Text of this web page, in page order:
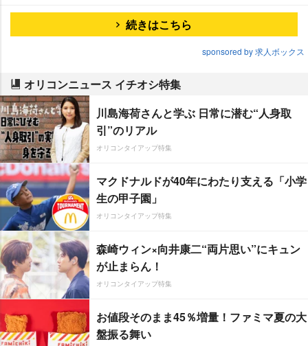
続きはこちら
sponsored by 求人ボックス
オリコンニュース イチオシ特集
川島海荷さんと学ぶ 日常に潜む“人身取
引”のリアル
オリコンタイアップ特集
マクドナルドが40年にわたり支える「小学
生の甲子園」
オリコンタイアップ特集
森崎ウィン×向井康二“両片思い”にキュン
が止まらん！
オリコンタイアップ特集
お値段そのまま45％増量！ファミマ夏の大
盤振る舞い